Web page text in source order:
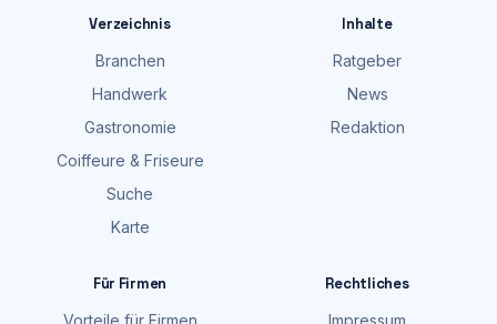
Verzeichnis
Branchen
Handwerk
Gastronomie
Coiffeure & Friseure
Suche
Karte
Inhalte
Ratgeber
News
Redaktion
Für Firmen
Vorteile für Firmen
Rechtliches
Impressum